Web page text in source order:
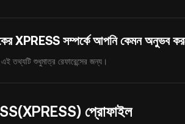
XPRESS সম্পর্কে আপনি কেমন অনুভব
এই তথ্যটি শুধুমাত্র রেফারেন্সের জন্য।
প্রোফাইল